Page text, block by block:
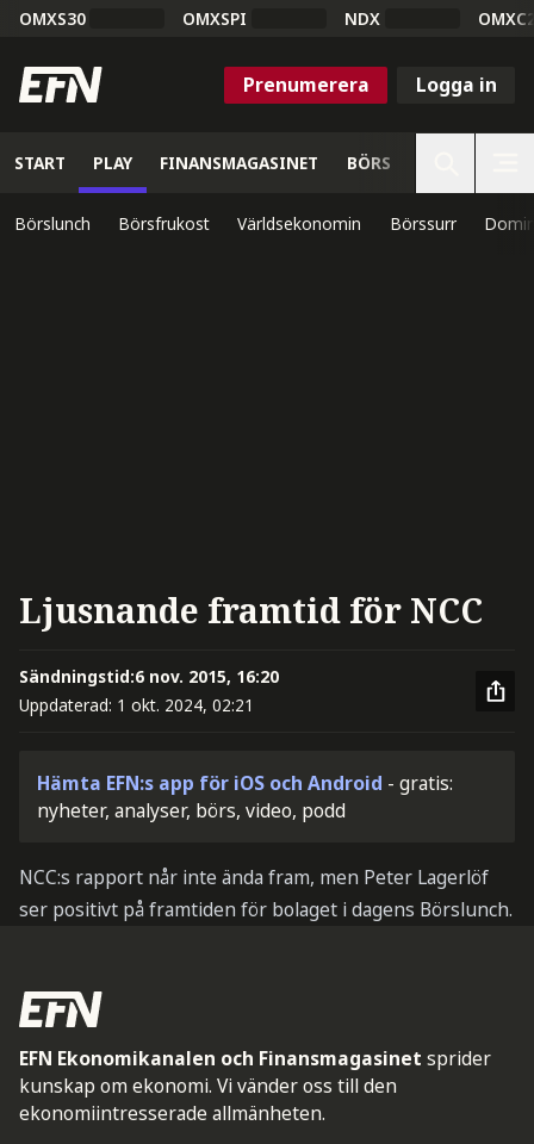
OMXS30 OMXSPI NDX
Prenumerera Logga in
START PLAY FINANSMAGASINET BÖRS
Börslunch Börsfrukost Världsekonomin Börssurr
Ljusnande framtid för NCC
Sändningstid:6 nov. 2015, 16:20
Uppdaterad: 1 okt. 2024, 02:21
Hämta EFN:s app för iOS och Android - gratis:
nyheter, analyser, börs, video, podd
NCC:s rapport når inte ända fram, men Peter Lagerlöf
ser positivt på framtiden för bolaget i dagens Börslunch.
EFN Ekonomikanalen och Finansmagasinet sprider
kunskap om ekonomi. Vi vänder oss till den
ekonomiintresserade allmänheten.